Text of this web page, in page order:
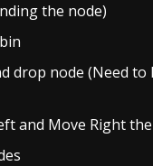
the node)
drop node (Need
and Move Right